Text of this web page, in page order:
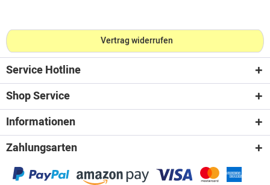
Vertrag widerrufen
Service Hotline
Shop Service
Informationen
Zahlungsarten